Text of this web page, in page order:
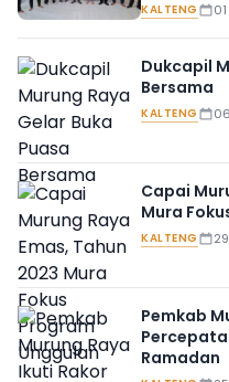
KALTENG
Dukcapil
Bersama
KALTENG
Capai
Mura
KALTENG
Pemkab
Ramadan